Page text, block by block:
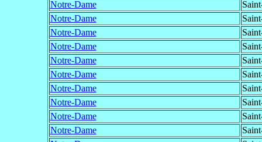
Notre-Dame
Notre-Dame
Notre-Dame
Notre-Dame
Notre-Dame
Notre-Dame
Notre-Dame
Notre-Dame
Notre-Dame
Notre-Dame